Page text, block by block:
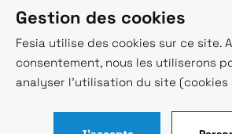
Catalogues
© Fésia 2021 Mentions légales
Gestion des cookies
Fesia utilise des cookies sur ce site.
consentement, nous les utiliserons
analyser l'utilisation du site (cookies